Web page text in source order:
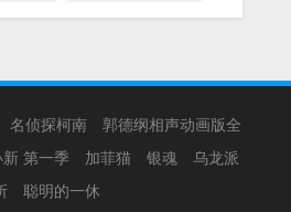
名侦探柯南
郭德纲相声动画版全
第一季 加菲猫 银魂
乌龙派
聪明的一休